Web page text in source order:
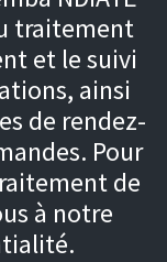
traitement
et le suivi
ainsi
de rendez-
Pour
de
à notre